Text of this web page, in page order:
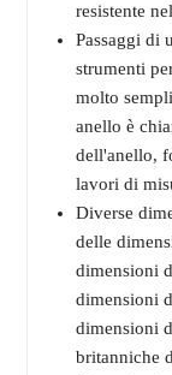
resistente
Passaggi di
strumenti
molto
anello è
dell'anello,
lavori di
Diverse
delle
dimensioni
dimensioni
dimensioni
britanniche